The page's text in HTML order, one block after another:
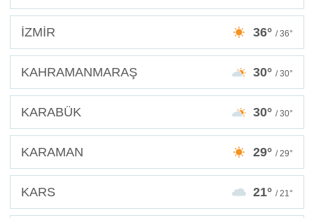
İZMİR 36° / 36°
KAHRAMANMARAŞ 30° / 30°
KARABÜK 30° / 30°
KARAMAN 29° / 29°
KARS 21° / 21°